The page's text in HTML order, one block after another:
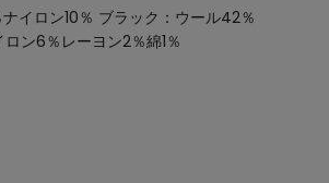
イロン10％ ブラック：ウール42％
ン6％レーヨン2％綿1％